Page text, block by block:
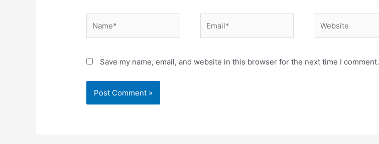
Save my name, email, and website in this browser for the next time I comment.